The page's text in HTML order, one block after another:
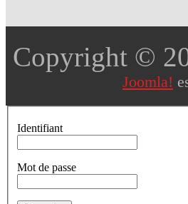
Copyright ©
Joomla!
Identifiant
Mot de passe